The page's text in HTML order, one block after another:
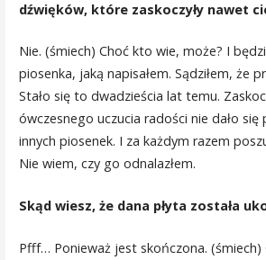
dźwięków, które zaskoczyły nawet
Nie. (śmiech) Choć kto wie, może? I
piosenka, jaką napisałem. Sądziłem, że
Stało się to dwadzieścia lat temu.
ówczesnego uczucia radości nie dało
innych piosenek. I za każdym razem
Nie wiem, czy go odnalazłem.
Skąd wiesz, że dana płyta została
Pfff… Ponieważ jest skończona. (śmiech)